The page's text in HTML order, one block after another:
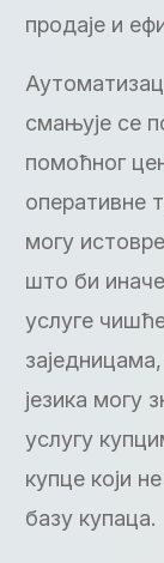
продаје и
смањује се
помоћног
оперативне
могу
што би
услуге
језика могу
услугу
купце који
базу купаца.